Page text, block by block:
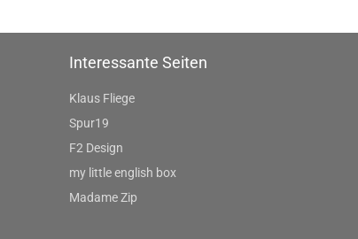
Interessante Seiten
Klaus Fliege
Spur19
F2 Design
my little english box
Madame Zip